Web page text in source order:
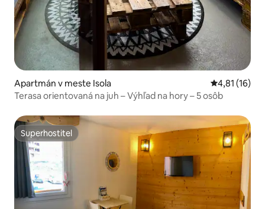
Apartmán v meste Isola Priemerné
4,81 (16)
Terasa orientovaná na juh – Výhľad na hory – 5 osôb
Superhostiteľ
Superhostiteľ